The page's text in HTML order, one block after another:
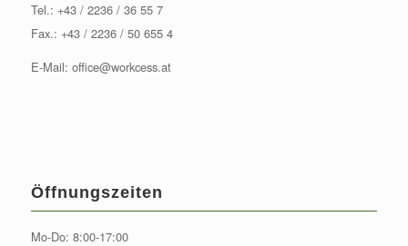
Tel.: +43 / 2236 / 36 55 7
Fax.: +43 / 2236 / 50 655 4
E-Mail: office@workcess.at
Öffnungszeiten
Mo-Do: 8:00-17:00